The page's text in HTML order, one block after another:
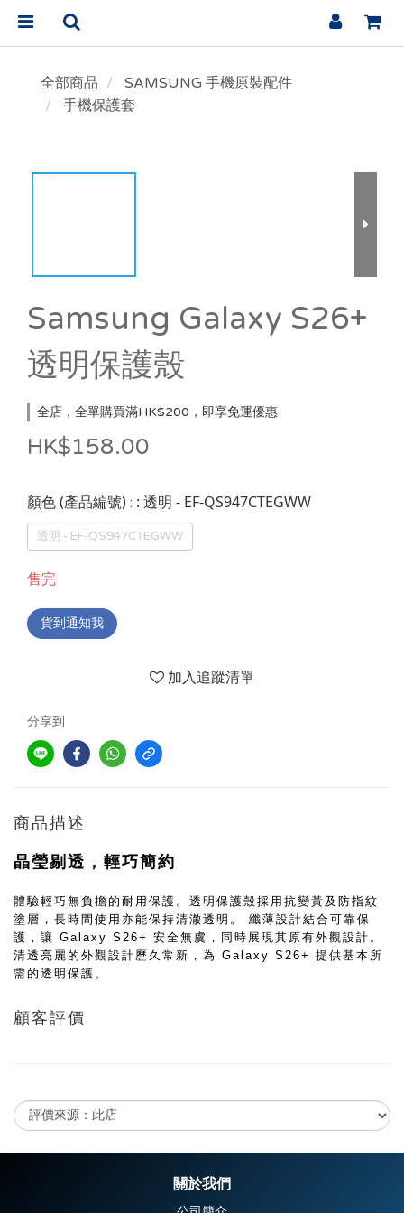
全部商品
SAMSUNG 手機原裝配件
手機保護套
Samsung Galaxy S26+
透明保護殼
全店，全單購買滿HK$200，即享免運優惠
HK$158.00
顏色 (產品編號) : : 透明 - EF-QS947CTEGWW
透明 - EF-QS947CTEGWW
售完
貨到通知我
加入追蹤清單
分享到
商品描述
晶瑩剔透，輕巧簡約
體驗輕巧無負擔的耐用保護。透明保護殼採用抗變黃及防指紋
塗層，長時間使用亦能保持清澈透明。 纖薄設計結合可靠保
護，讓 Galaxy S26+ 安全無虞，同時展現其原有外觀設計。
清透亮麗的外觀設計歷久常新，為 Galaxy S26+ 提供基本所
需的透明保護。
顧客評價
關於我們